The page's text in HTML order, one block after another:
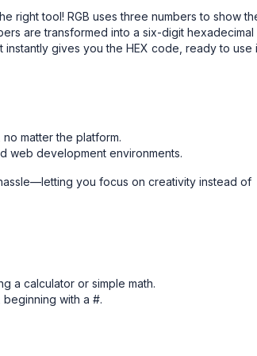
right tool! RGB uses three numbers to show
are transformed into a six-digit hexadecimal
instantly gives you the HEX code, ready to use
matter the platform.
web development environments.
you focus on creativity instead of
a calculator or simple math.
with a #.